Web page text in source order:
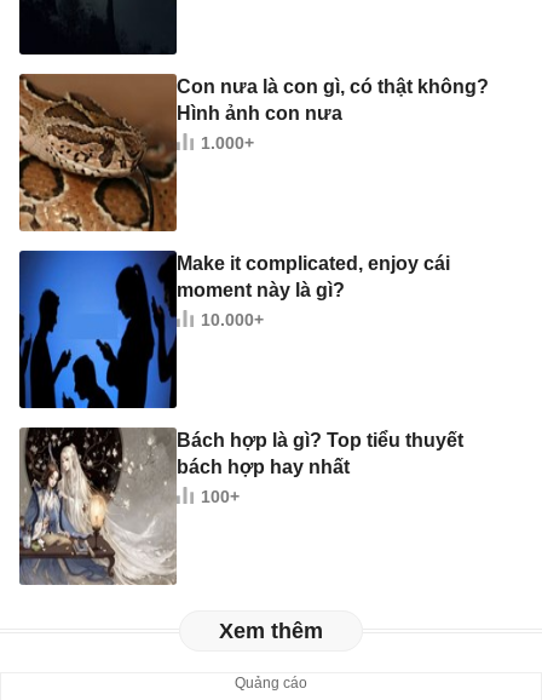
Con nưa là con gì, có thật không?
Hình ảnh con nưa
1.000+
Make it complicated, enjoy cái
moment này là gì?
10.000+
Bách hợp là gì? Top tiểu thuyết
bách hợp hay nhất
100+
Xem thêm